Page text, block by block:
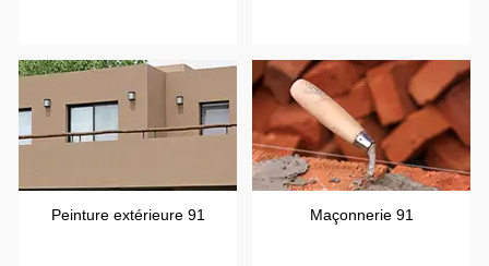
Peinture extérieure 91 Maçonnerie 91